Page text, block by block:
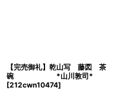
【完売御礼】乾山写 藤図 茶
碗 *山川敦司*
[212cwn10474]